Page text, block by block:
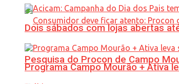
Pesquisa do Procon de Campo
Dois sábados com lojas abertas
Programa Campo Mourão + Ativa